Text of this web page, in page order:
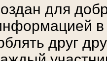
для
в
друг